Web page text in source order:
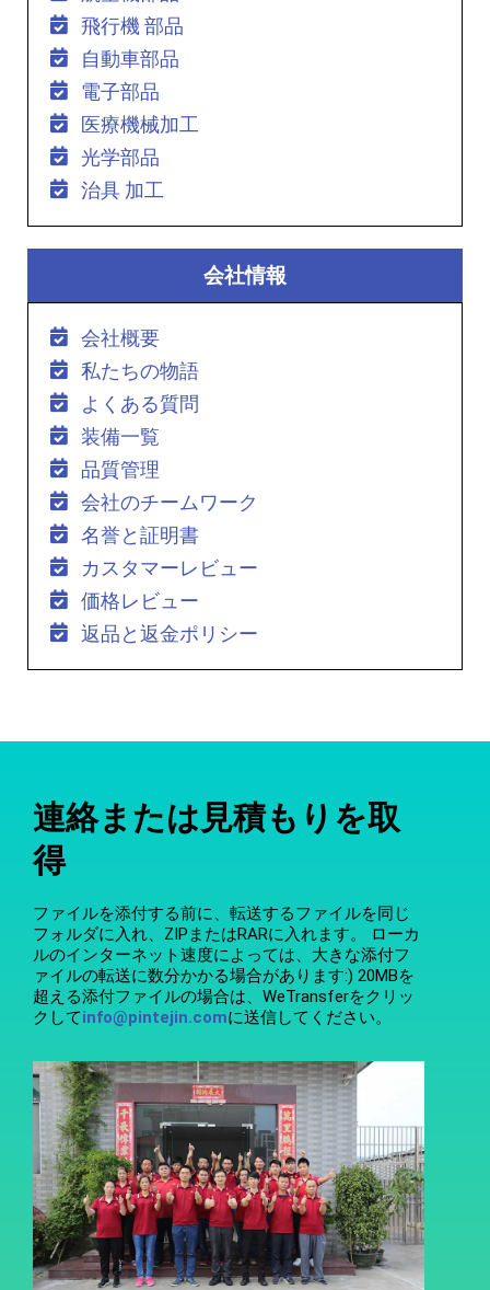
飛行機 部品
自動車部品
電子部品
医療機械加工
光学部品
治具 加工
会社情報
会社概要
私たちの物語
よくある質問
装備一覧
品質管理
会社のチームワーク
名誉と証明書
カスタマーレビュー
価格レビュー
返品と返金ポリシー
連絡または見積もりを取
得
ファイルを添付する前に、転送するファイルを同じ
フォルダに入れ、ZIPまたはRARに入れます。 ローカ
ルのインターネット速度によっては、大きな添付フ
ァイルの転送に数分かかる場合があります:) 20MBを
超える添付ファイルの場合は、WeTransferをクリッ
クしてinfo@pintejin.comに送信してください。